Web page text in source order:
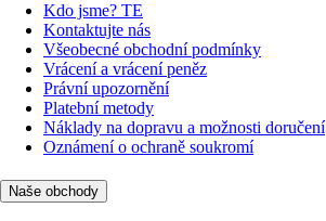
Kdo jsme? TE
Kontaktujte nás
Všeobecné obchodní podmínky
Vrácení a vrácení peněz
Právní upozornění
Platební metody
Náklady na dopravu a možnosti doručení
Oznámení o ochraně soukromí
Naše obchody